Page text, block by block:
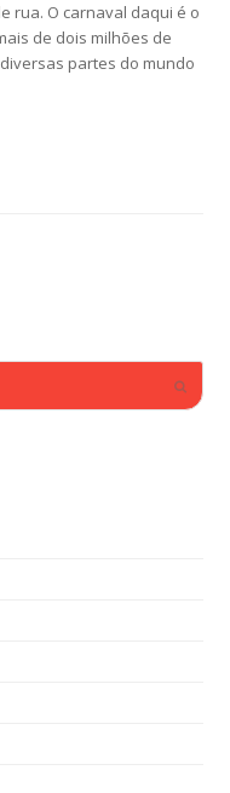
rua. O carnaval daqui é o
de dois milhões de
partes do mundo